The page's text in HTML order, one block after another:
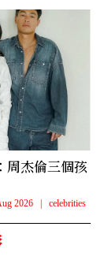
周杰倫三個孩
2026 | celebrities